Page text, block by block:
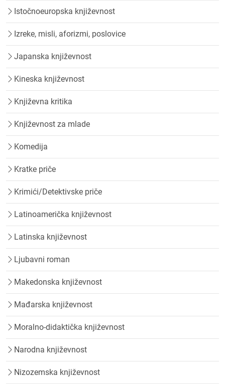
Istočnoeuropska književnost
Izreke, misli, aforizmi, poslovice
Japanska književnost
Kineska književnost
Književna kritika
Književnost za mlade
Komedija
Kratke priče
Krimići/Detektivske priče
Latinoamerička književnost
Latinska književnost
Ljubavni roman
Makedonska književnost
Mađarska književnost
Moralno-didaktička književnost
Narodna književnost
Nizozemska književnost